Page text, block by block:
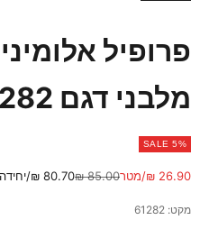
פרופיל
מלבני דגם 61282
SALE 5%
מחיר מבצע
26.90 ₪/מטר מחיר רגיל
85.00 ₪ 80.70 ₪/יחידה
מקט: 61282